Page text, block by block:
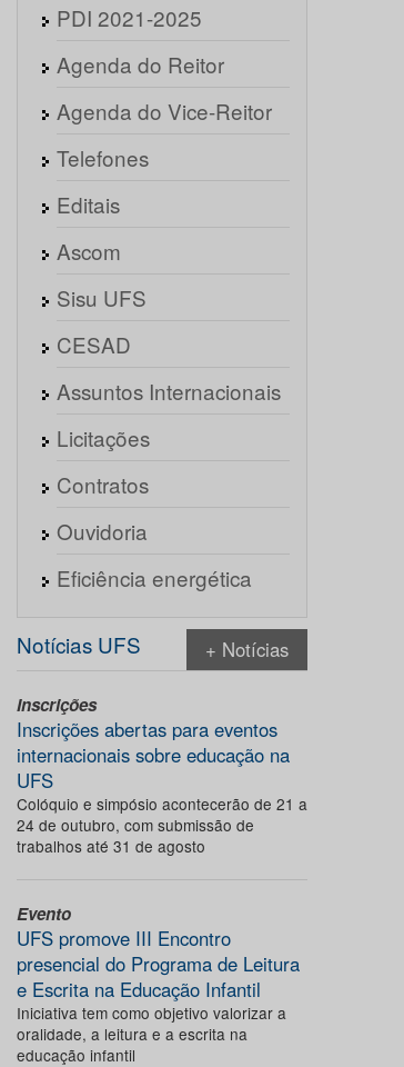
PDI 2021-2025
Agenda do Reitor
Agenda do Vice-Reitor
Telefones
Editais
Ascom
Sisu UFS
CESAD
Assuntos Internacionais
Licitações
Contratos
Ouvidoria
Eficiência energética
Notícias UFS + Notícias
Inscrições
Inscrições abertas para eventos
internacionais sobre educação na
UFS
Colóquio e simpósio acontecerão de 21 a
24 de outubro, com submissão de
trabalhos até 31 de agosto
Evento
UFS promove III Encontro
presencial do Programa de Leitura
e Escrita na Educação Infantil
Iniciativa tem como objetivo valorizar a
oralidade, a leitura e a escrita na
educação infantil